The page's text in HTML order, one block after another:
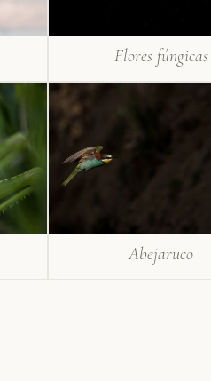
Flores fúngicas
Abejaruco